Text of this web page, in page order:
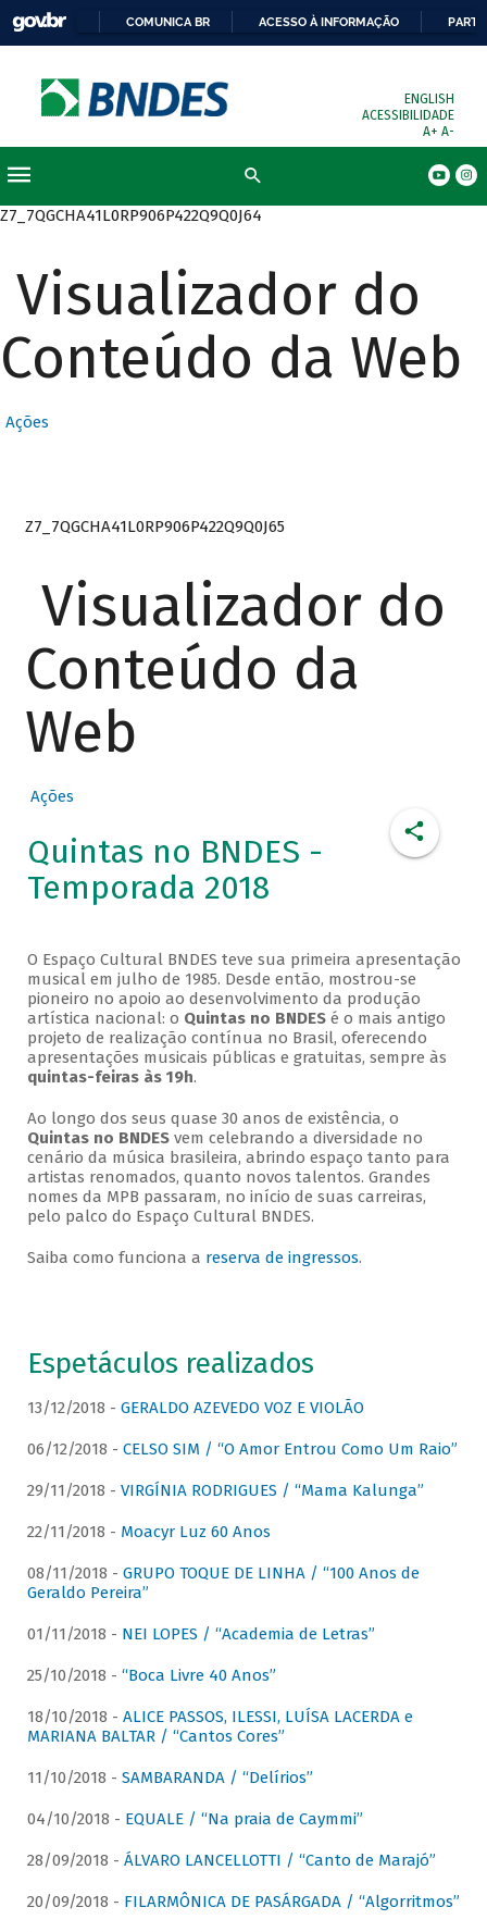
COMUNICA BR ACESSO À INFORMAÇÃO
ENGLISH
ACESSIBILIDADE
A+ A-
Z7_7QGCHA41L0RP906P422Q9Q0J64
Visualizador do
Conteúdo da Web
Ações
Z7_7QGCHA41L0RP906P422Q9Q0J65
Visualizador do
Conteúdo da
Web
Ações
Quintas no BNDES -
Temporada 2018
O Espaço Cultural BNDES teve sua primeira apresentação
musical em julho de 1985. Desde então, mostrou-se
pioneiro no apoio ao desenvolvimento da produção
artística nacional: o Quintas no BNDESé o mais antigo
projeto de realização contínua no Brasil, oferecendo
apresentações musicais públicas e gratuitas, sempre às
quintas-feiras às 19h.
Ao longo dos seus quase 30 anos de existência, o
Quintas no BNDESvem celebrando a diversidade no
cenário da música brasileira, abrindo espaço tanto para
artistas renomados, quanto novos talentos. Grandes
nomes da MPB passaram, no início de suas carreiras,
pelo palco do Espaço Cultural BNDES.
Saiba como funciona a reserva de ingressos.
Espetáculos realizados
13/12/2018 - GERALDO AZEVEDO VOZ E VIOLÃO
06/12/2018 - CELSO SIM / “O Amor Entrou Como Um Raio”
29/11/2018 - VIRGÍNIA RODRIGUES / “Mama Kalunga”
22/11/2018 - Moacyr Luz 60 Anos
08/11/2018 - GRUPO TOQUE DE LINHA / “100 Anos de
Geraldo Pereira”
01/11/2018 - NEI LOPES / “Academia de Letras”
25/10/2018 - “Boca Livre 40 Anos”
18/10/2018 - ALICE PASSOS, ILESSI, LUÍSA LACERDA e
MARIANA BALTAR / “Cantos Cores”
11/10/2018 - SAMBARANDA / “Delírios”
04/10/2018 - EQUALE / “Na praia de Caymmi”
28/09/2018 - ÁLVARO LANCELLOTTI / “Canto de Marajó”
20/09/2018 - FILARMÔNICA DE PASÁRGADA / “Algorritmos”